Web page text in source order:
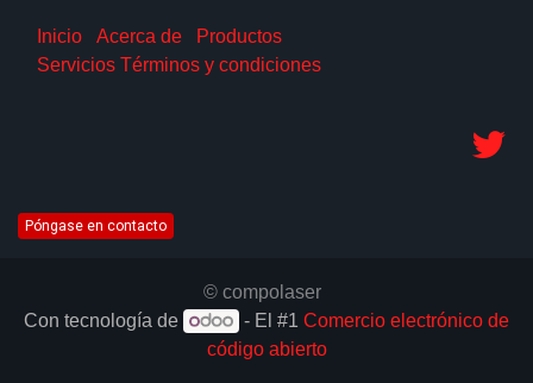
Inicio Acerca de
Productos
Servicios Términos y condiciones
Póngase en contacto
© compolaser
Con tecnología de
- El #1 Comercio electrónico de
código abierto